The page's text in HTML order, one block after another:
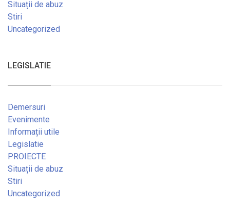
Situații de abuz
Stiri
Uncategorized
LEGISLATIE
Demersuri
Evenimente
Informații utile
Legislatie
PROIECTE
Situații de abuz
Stiri
Uncategorized